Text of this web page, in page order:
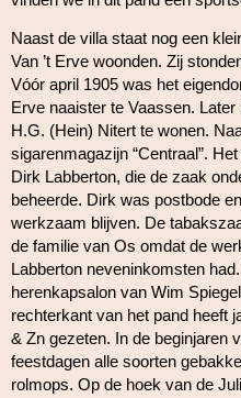
Naast de villa staat nog een
Van ’t Erve woonden. Zij
Vóór april 1905 was het
Erve naaister te Vaassen.
H.G. (Hein) Nitert te wonen.
sigarenmagazijn “Centraal”.
Dirk Labberton, die de zaak
beheerde. Dirk was postbode
werkzaam blijven. De
de familie van Os omdat de
Labberton neveninkomsten
herenkapsalon van Wim
rechterkant van het pand heeft
& Zn gezeten. In de beginjaren
feestdagen alle soorten
rolmops. Op de hoek van de